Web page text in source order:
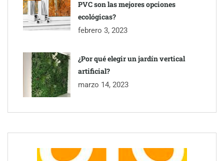
PVC son las mejores opciones
ecológicas?
febrero 3, 2023
¿Por qué elegir un jardín vertical
artificial?
marzo 14, 2023